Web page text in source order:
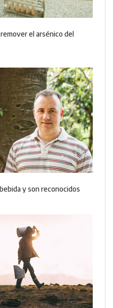
el arsénico del
y son reconocidos